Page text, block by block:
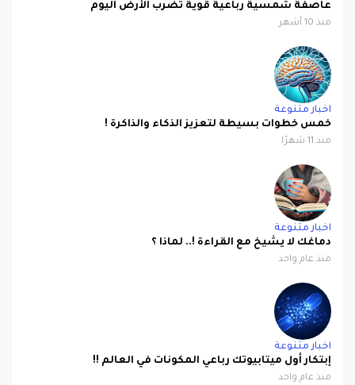
عاصفة شمسية رباعية قوية تضرب الأرض اليوم
منذ 10 أشهر
اخبار متنوعة
خمس خطوات بسيطة لتعزيز الذكاء والذاكرة !
منذ 11 شهرًا
اخبار متنوعة
دماغك لا يشيخ مع القراءة !.. لماذا ؟
منذ عام واحد
اخبار متنوعة
إبتكار أول ميتابيوتك رباعي المكونات في العالم !!
منذ عام واحد